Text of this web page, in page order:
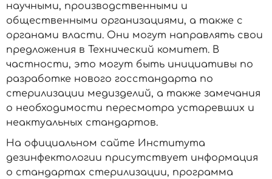
научными, производственными и
общественными организациями, а также с
органами власти. Они могут направлять свои
предложения в Технический комитет. В
частности, это могут быть инициативы по
разработке нового госстандарта по
стерилизации медизделий, а также замечания
о необходимости пересмотра устаревших и
неактуальных стандартов.
На официальном сайте Института
дезинфектологии присутствует информация
о стандартах стерилизации, программа